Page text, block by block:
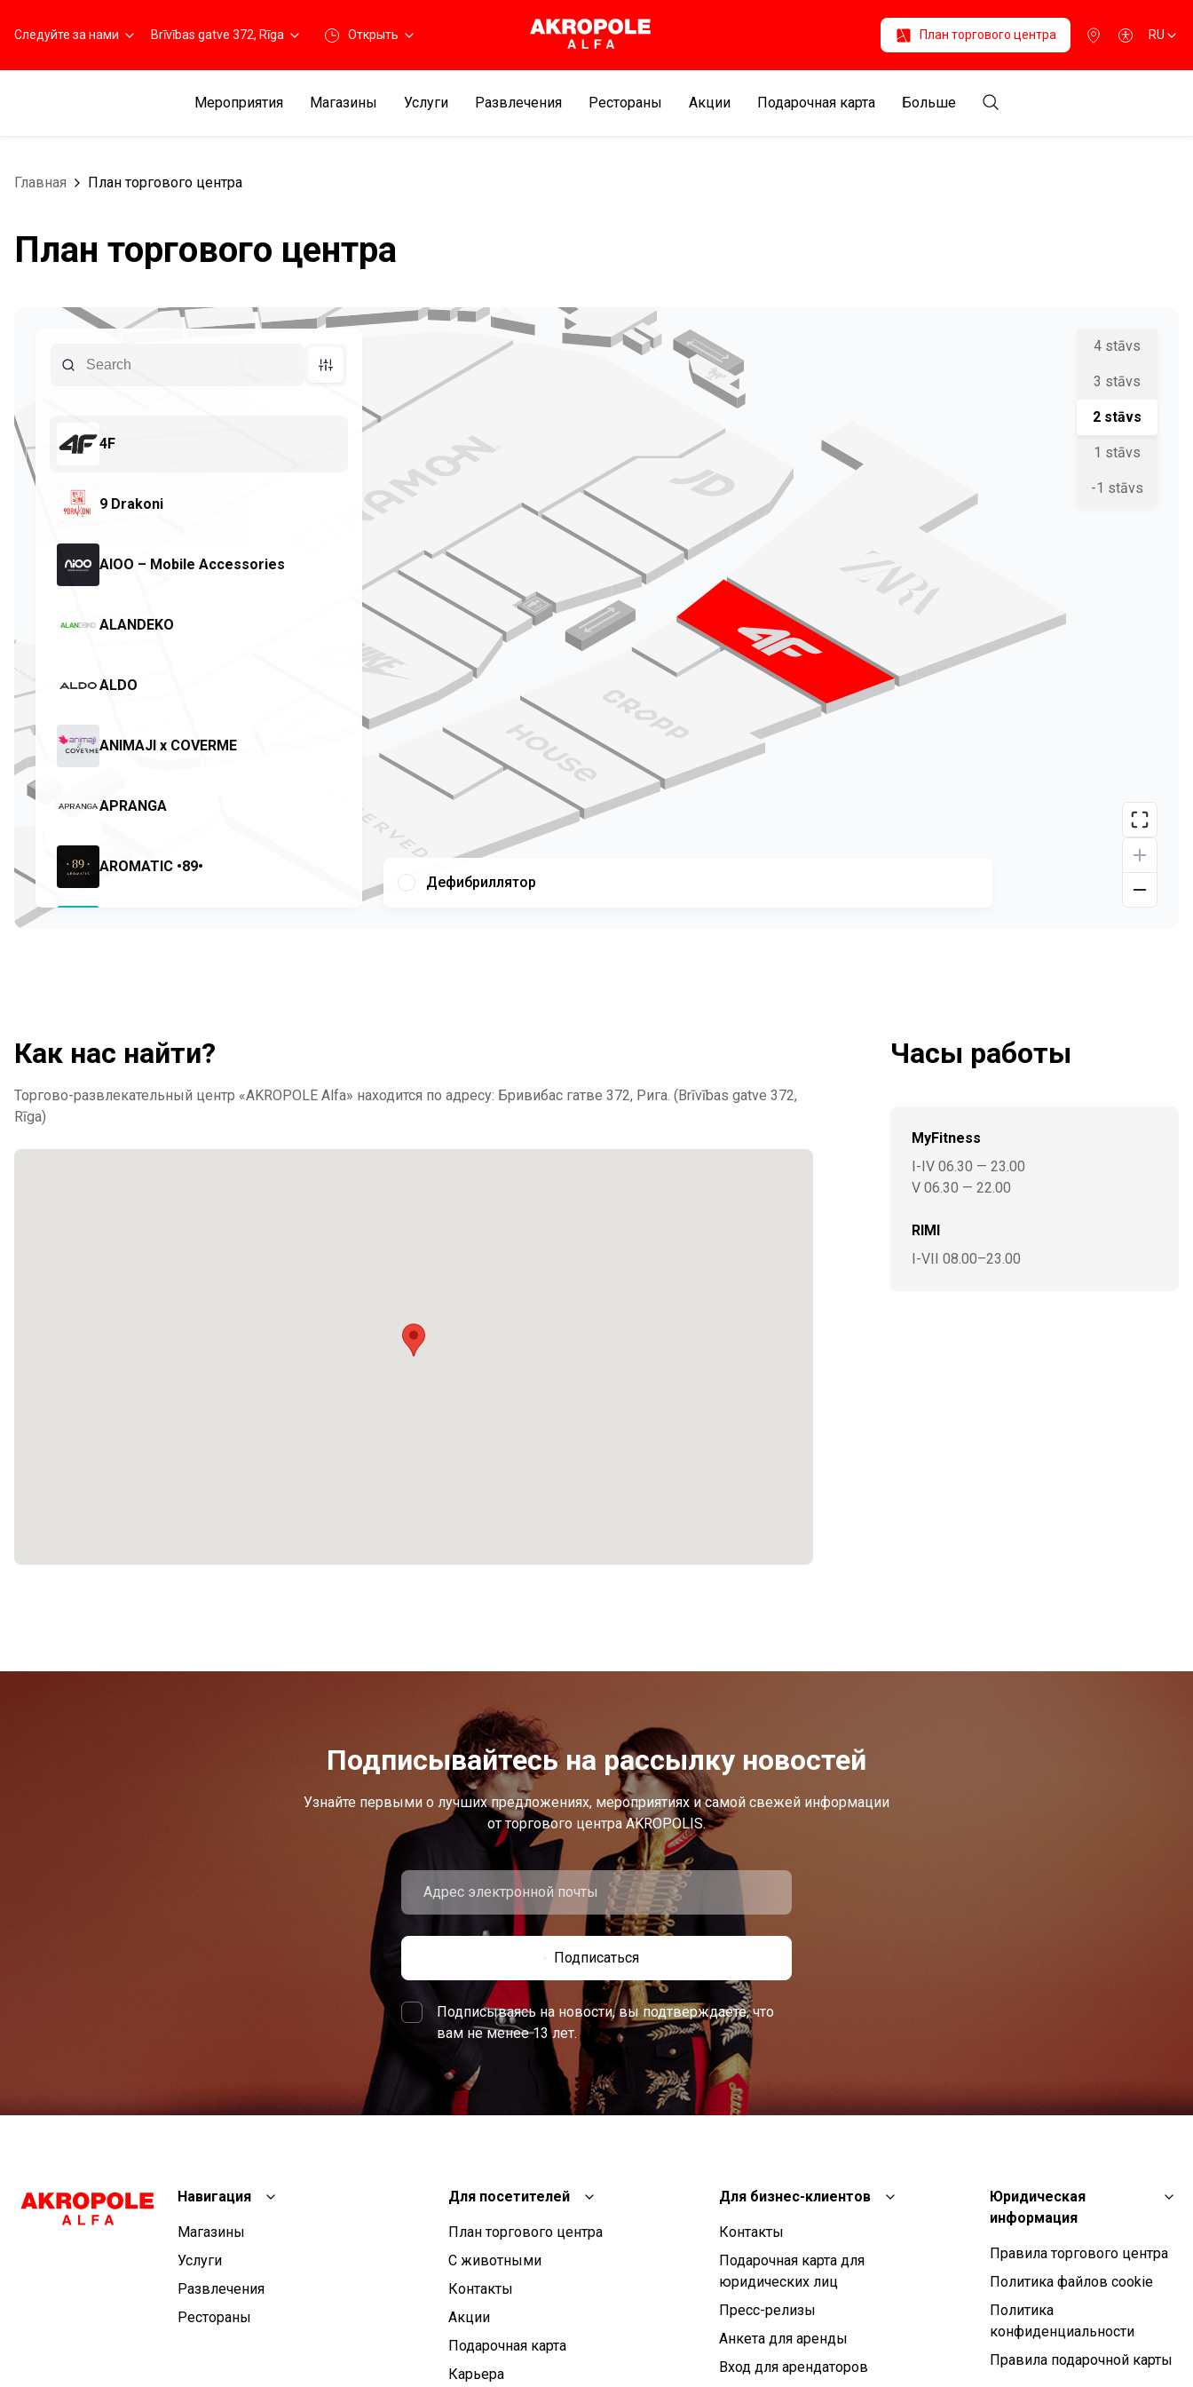
Следуйте за нами Brīvības gatve 372, Rīga Открыть План торгового центра RU
Мероприятия Магазины Услуги Развлечения Рестораны Aкции Подарочная карта Больше
Главная План торгового центра
План торгового центра
Дефибриллятор
Как нас найти?
Торгово-развлекательный центр «AKROPOLE Alfa» находится по адресу: Бривибас гатве 372, Рига. (Brīvības gatve 372,
Rīga)
Часы работы
MyFitness
I-IV 06.30 — 23.00
V 06.30 — 22.00
RIMI
I-VII 08.00–23.00
Подписывайтесь на рассылку новостей
Узнайте первыми о лучших предложениях, мероприятиях и самой свежей информации
от торгового центра AKROPOLIS.
Подписаться
Подписываясь на новости, вы подтверждаете, что
вам не менее 13 лет.
Навигация
Магазины
Услуги
Развлечения
Рестораны
Для посетителей
План торгового центра
С животными
Контакты
Aкции
Подарочная карта
Карьера
Для бизнес-клиентов
Контакты
Подарочная карта для
юридических лиц
Пресс-релизы
Анкета для аренды
Вход для арендаторов
Юридическая
информация
Правила торгового центра
Политика файлов cookie
Политика
конфиденциальности
Правила подарочной карты